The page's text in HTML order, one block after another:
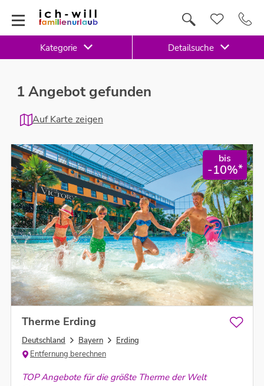
Kategorie Detailsuche
1 Angebot gefunden
Auf Karte zeigen
bis
-10%*
Therme Erding
Deutschland Bayern
Erding
Entfernung berechnen
TOP Angebote für die größte Therme der Welt